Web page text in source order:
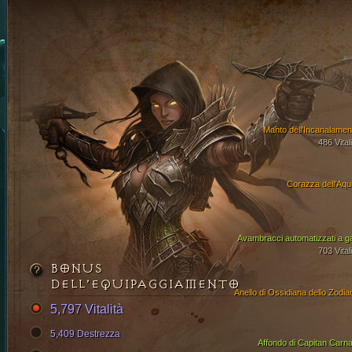
Corazza
Avambracci automatizzati a
703
Manto
486
Affondo di Capitan
Anello di Ossidiana dello
BONUS
DELL’EQUIPAGGIAMENTO
5,797 Vitalità
5,409 Destrezza